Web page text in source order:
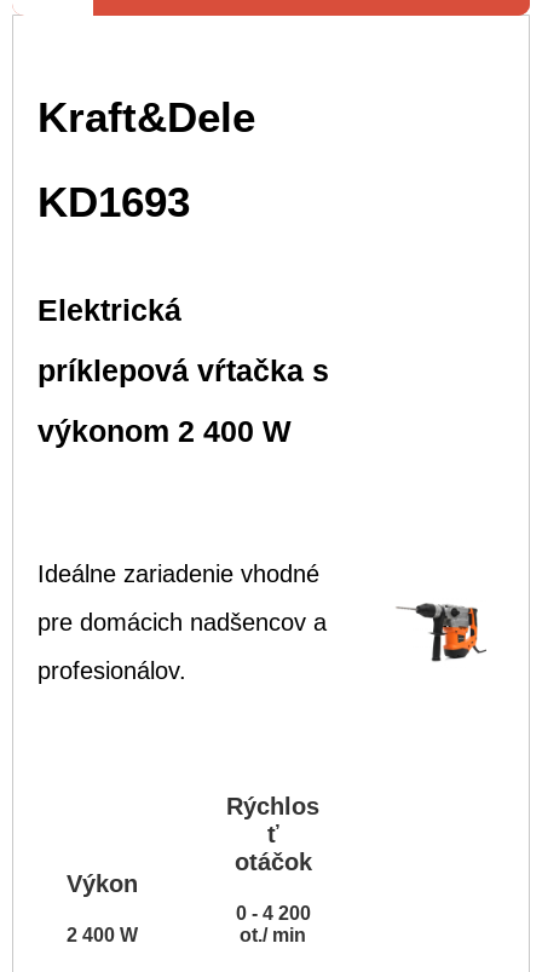
Kraft&Dele
KD1693
Elektrická
príklepová vŕtačka s
výkonom 2 400 W
Ideálne zariadenie vhodné
pre domácich nadšencov a
profesionálov.
Výkon
2 400 W
Rýchlos
ť
otáčok
0 - 4 200
ot./ min